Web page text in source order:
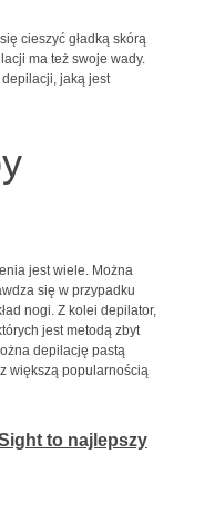
cieszyć gładką skórą
ma też swoje wady.
jaką jest
jest wiele. Można
się w przypadku
nogi. Z kolei depilator,
jest metodą zbyt
depilację pastą
większą popularnością
to najlepszy